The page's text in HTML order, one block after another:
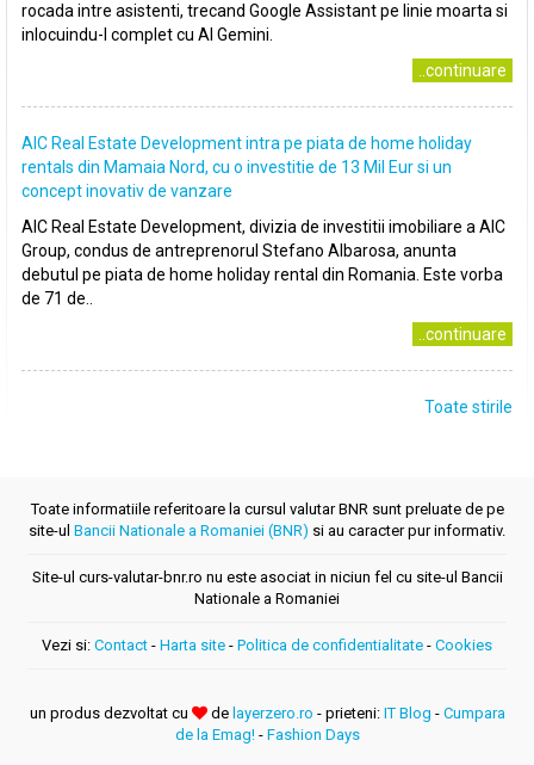
rocada intre asistenti, trecand Google Assistant pe linie moarta si
inlocuindu-l complet cu AI Gemini.
..continuare
AIC Real Estate Development intra pe piata de home holiday
rentals din Mamaia Nord, cu o investitie de 13 Mil Eur si un
concept inovativ de vanzare
AIC Real Estate Development, divizia de investitii imobiliare a AIC
Group, condus de antreprenorul Stefano Albarosa, anunta
debutul pe piata de home holiday rental din Romania. Este vorba
de 71 de..
..continuare
Toate stirile
Toate informatiile referitoare la cursul valutar BNR sunt preluate de pe
site-ul Bancii Nationale a Romaniei (BNR) si au caracter pur informativ.
Site-ul curs-valutar-bnr.ro nu este asociat in niciun fel cu site-ul Bancii
Nationale a Romaniei
Vezi si: Contact - Harta site - Politica de confidentialitate - Cookies
un produs dezvoltat cu de layerzero.ro - prieteni: IT Blog - Cumpara
de la Emag!- Fashion Days